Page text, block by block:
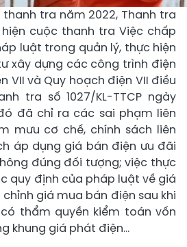
thanh tra năm 2022, Thanh tra
cuộc thanh tra Việc chấp
luật trong quản lý, thực hiện
xây dựng các công trình điện
VII và Quy hoạch điện VII điều
tra số 1027/KL-TTCP ngày
đã chỉ ra các sai phạm liên
mưu cơ chế, chính sách liên
áp dụng giá bán điện ưu đãi
đúng đối tượng; việc thực
quy định của pháp luật về giá
giá mua bán điện sau khi
thẩm quyền kiểm toán vốn
khung giá phát điện...